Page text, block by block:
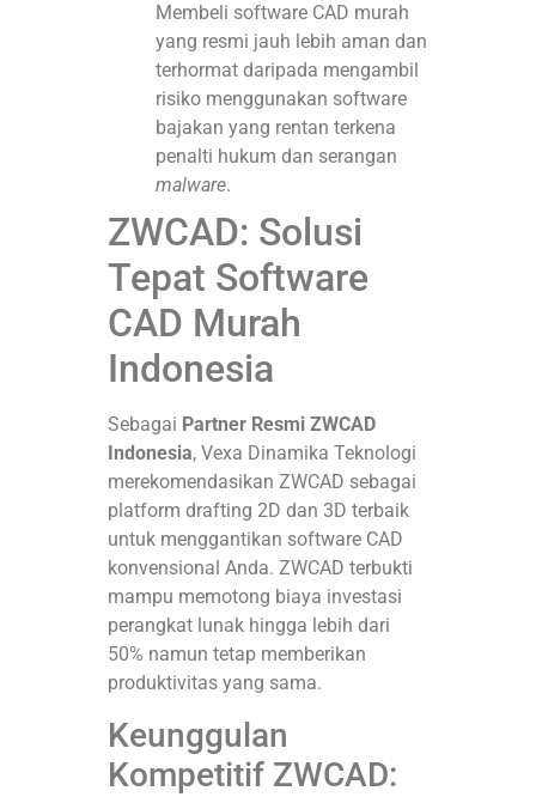
Membeli software CAD murah
yang resmi jauh lebih aman dan
terhormat daripada mengambil
risiko menggunakan software
bajakan yang rentan terkena
penalti hukum dan serangan
malware.
ZWCAD: Solusi
Tepat Software
CAD Murah
Indonesia
Sebagai Partner Resmi ZWCAD
Indonesia, Vexa Dinamika Teknologi
merekomendasikan ZWCAD sebagai
platform drafting 2D dan 3D terbaik
untuk menggantikan software CAD
konvensional Anda. ZWCAD terbukti
mampu memotong biaya investasi
perangkat lunak hingga lebih dari
50% namun tetap memberikan
produktivitas yang sama.
Keunggulan
Kompetitif ZWCAD: